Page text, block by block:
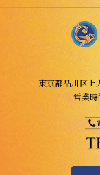
東京都品川区
営業